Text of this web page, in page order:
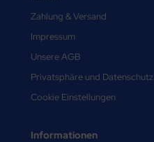
Zahlung & Versand
Impressum
Unsere AGB
Privatsphäre und Datenschutz
Cookie Einstellungen
Informationen